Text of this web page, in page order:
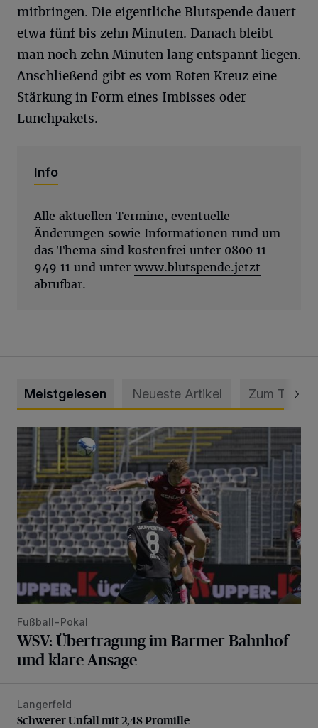
mitbringen. Die eigentliche Blutspende dauert
etwa fünf bis zehn Minuten. Danach bleibt
man noch zehn Minuten lang entspannt liegen.
Anschließend gibt es vom Roten Kreuz eine
Stärkung in Form eines Imbisses oder
Lunchpakets.
Info
Alle aktuellen Termine, eventuelle
Änderungen sowie Informationen rund um
das Thema sind kostenfrei unter 0800 11
949 11 und unter www.blutspende.jetzt
abrufbar.
Meistgelesen Neueste Artikel Zum Thema
WSV: Übertragung im Barmer Bahnhof und klare Ansage
Fußball-Pokal
WSV: Übertragung im Barmer Bahnhof
und klare Ansage
Schwerer Unfall mit 2,48 Promille
Langerfeld
Schwerer Unfall mit 2,48 Promille